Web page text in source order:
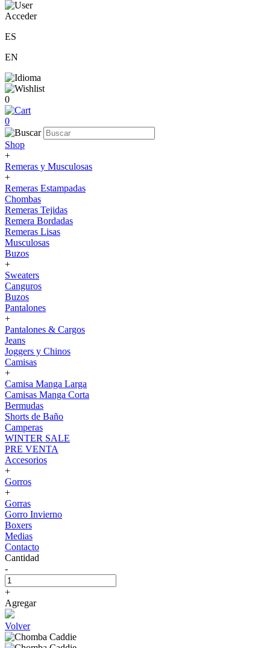
Acceder
ES
EN
0
0
Shop
+
Remeras y Musculosas
+
Remeras Estampadas
Chombas
Remeras Tejidas
Remera Bordadas
Remeras Lisas
Musculosas
Buzos
+
Sweaters
Canguros
Buzos
Pantalones
+
Pantalones & Cargos
Jeans
Joggers y Chinos
Camisas
+
Camisa Manga Larga
Camisas Manga Corta
Bermudas
Shorts de Baño
Camperas
WINTER SALE
PRE VENTA
Accesorios
+
Gorros
+
Gorras
Gorro Invierno
Boxers
Medias
Contacto
Cantidad
-
+
Agregar
Volver